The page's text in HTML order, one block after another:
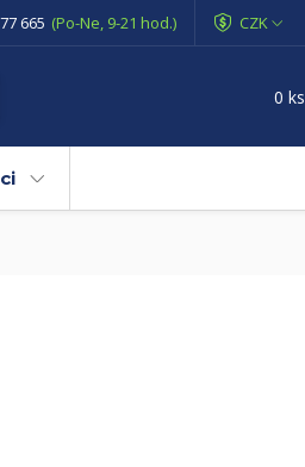
CZK
665 (Po-Ne, 9-21 hod.)
0 ks